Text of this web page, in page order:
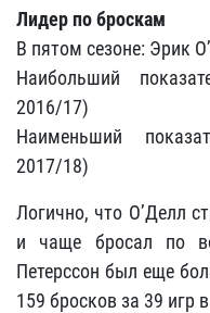
Лидер по броскам
В пятом сезоне: Эрик
Наибольший
2016/17)
Наименьший
2017/18)
Логично, что О’Делл
и чаще бросал по
Петерссон был еще
159 бросков за 39 игр